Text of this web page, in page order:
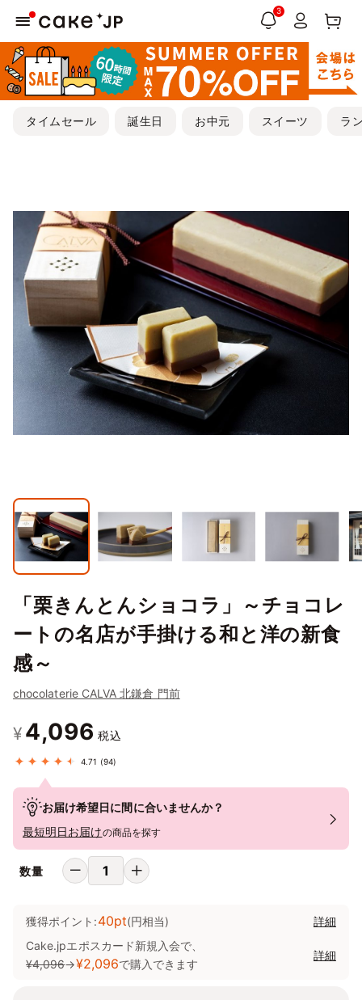
3
タイムセール 誕生日 お中元 スイーツ ラ
「栗きんとんショコラ」～チョコレ
ートの名店が手掛ける和と洋の新食
感～
chocolaterie CALVA 北鎌倉 門前
¥ 4,096 税込
4.71 (94)
お届け希望日に間に合いませんか？
最短明日お届けの商品を探す
数量
獲得ポイント:40pt(円相当)
詳細
Cake.jpエポスカード新規入会で、
¥4,096→¥2,096で購入できます
詳細